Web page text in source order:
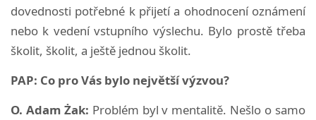
dovednosti potřebné k přijetí a ohodnocení oznámení
nebo k vedení vstupního výslechu. Bylo prostě třeba
školit, školit, a ještě jednou školit.
PAP: Co pro Vás bylo největší výzvou?
O. Adam Żak: Problém byl v mentalitě. Nešlo o samo